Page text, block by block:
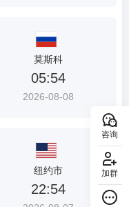
咨询
加群
莫斯科
05:54
2026-08-08
纽约市
22:54